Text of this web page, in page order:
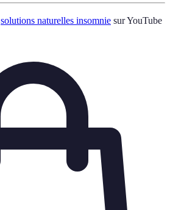
solutions naturelles insomnie sur YouTube